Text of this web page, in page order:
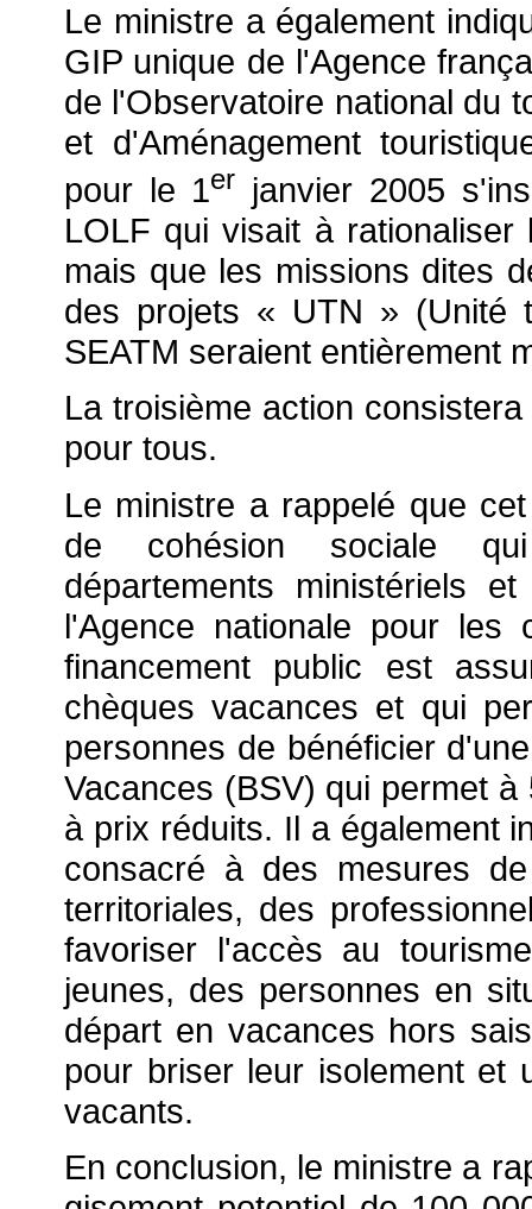
Le ministre a également
GIP unique de l'Agence
de l'Observatoire national du
et d'Aménagement
pour le 1er janvier 2005
LOLF qui visait à
mais que les missions dites
des projets « UTN » (Unité
SEATM seraient entièrement
La troisième action
pour tous.
Le ministre a rappelé que
de cohésion sociale
départements ministériels
l'Agence nationale pour les
financement public est
chèques vacances et qui
personnes de bénéficier
Vacances (BSV) qui permet
à prix réduits. Il a également
consacré à des mesures
territoriales, des
favoriser l'accès au
jeunes, des personnes en
départ en vacances hors
pour briser leur isolement et
vacants.
En conclusion, le ministre a